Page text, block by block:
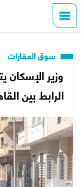
سوق العقارات
وزير الإسكان
الرابط بين